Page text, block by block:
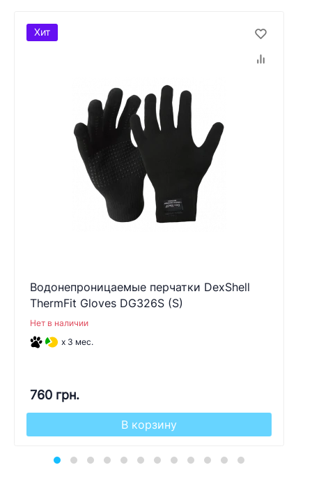
Водонепроницаемые перчатки DexShell
ThermFit Gloves DG326S (S)
Нет в наличии
x 3 мес.
760 грн.
В корзину
Хит